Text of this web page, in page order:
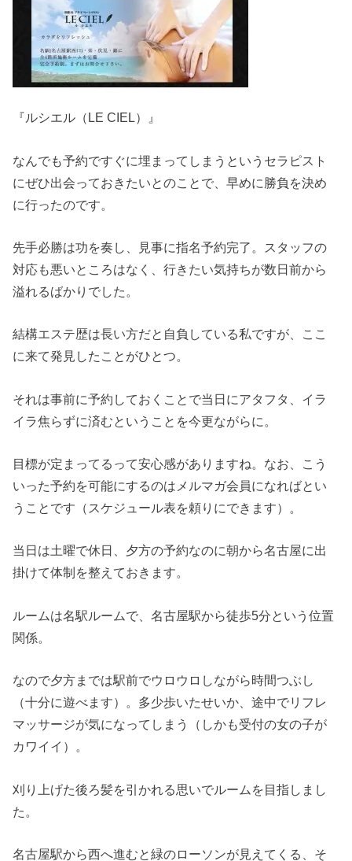
『ルシエル（LE CIEL）』
なんでも予約ですぐに埋まってしまうというセラピスト
にぜひ出会っておきたいとのことで、早めに勝負を決め
に行ったのです。
先手必勝は功を奏し、見事に指名予約完了。スタッフの
対応も悪いところはなく、行きたい気持ちが数日前から
溢れるばかりでした。
結構エステ歴は長い方だと自負している私ですが、ここ
に来て発見したことがひとつ。
それは事前に予約しておくことで当日にアタフタ、イラ
イラ焦らずに済むということを今更ながらに。
目標が定まってるって安心感がありますね。なお、こう
いった予約を可能にするのはメルマガ会員になればとい
うことです（スケジュール表を頼りにできます）。
当日は土曜で休日、夕方の予約なのに朝から名古屋に出
掛けて体制を整えておきます。
ルームは名駅ルームで、名古屋駅から徒歩5分という位置
関係。
なので夕方までは駅前でウロウロしながら時間つぶし
（十分に遊べます）。多少歩いたせいか、途中でリフレ
マッサージが気になってしまう（しかも受付の女の子が
カワイイ）。
刈り上げた後ろ髪を引かれる思いでルームを目指しまし
た。
名古屋駅から西へ進むと緑のローソンが見えてくる、そ